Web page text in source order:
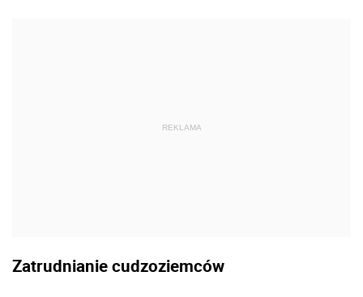
REKLAMA
Zatrudnianie cudzoziemców